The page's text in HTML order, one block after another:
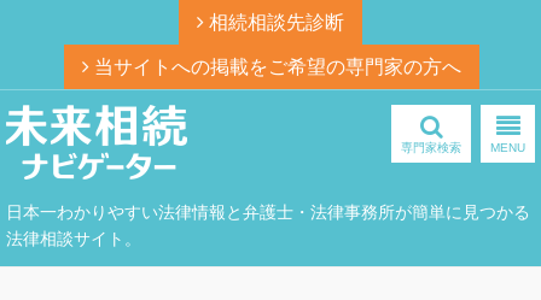
相続相談先診断
当サイトへの掲載をご希望の専門家の方へ
日本一わかりやすい法律情報と弁護士・法律事務所が簡単に見つかる
法律相談サイト。
専門家検索 MENU